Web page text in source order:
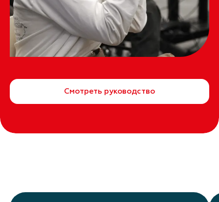
Смотреть руководство